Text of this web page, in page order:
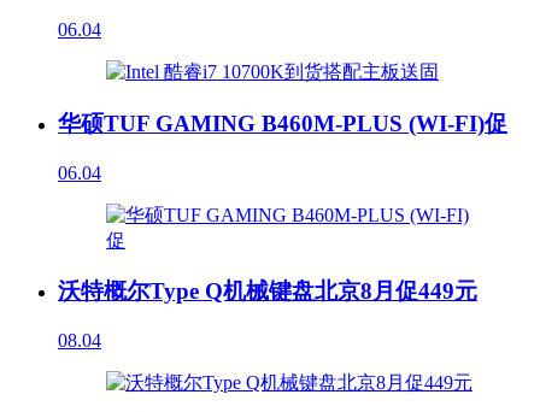
06.04
华硕TUF GAMING B460M-PLUS (WI-FI)促
06.04
沃特概尔Type Q机械键盘北京8月促449元
08.04